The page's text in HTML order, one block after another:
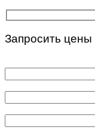
Запросить цены